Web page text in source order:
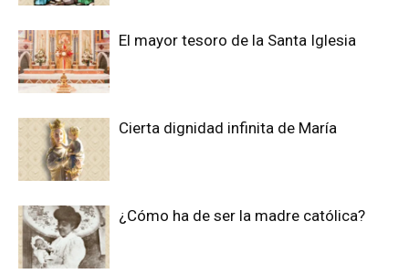
El mayor tesoro de la Santa Iglesia
Cierta dignidad infinita de María
¿Cómo ha de ser la madre católica?